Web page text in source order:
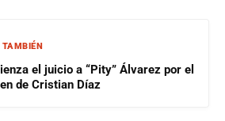
el juicio a “Pity” Álvarez por el
de Cristian Díaz